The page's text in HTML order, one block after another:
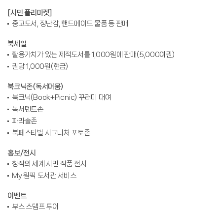
[시민 플리마켓]
중고도서, 장난감, 핸드메이드 물품 등 판매
북세일
활용가치가 있는 제적도서를 1,000원에 판매(5,000여권)
권당 1,000원(현금)
북크닉존(독서머뭄)
북크닉(Book+Picnic) 꾸러미 대여
독서텐트존
파라솔존
북페스티벌 시그니처 포토존
홍보/전시
창작의 세계 시민 작품 전시
My 원픽 도서관 서비스
이벤트
부스 스탬프 투어